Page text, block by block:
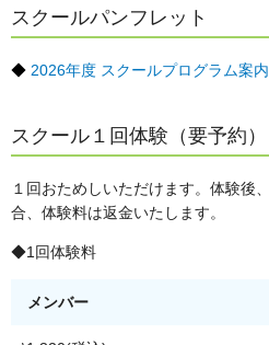
スクールパンフレット
◆ 2026年度 スクールプログラム案
スクール１回体験（要予約）
１回おためしいただけます。体験後
合、体験料は返金いたします。
◆1回体験料
メンバー